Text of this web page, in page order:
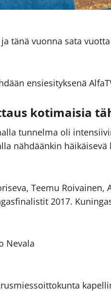
tänä vuonna sata
ensiesityksenä
kotimaisia
tunnelma oli
nähdäänkin
Teemu
2017.
Nevala